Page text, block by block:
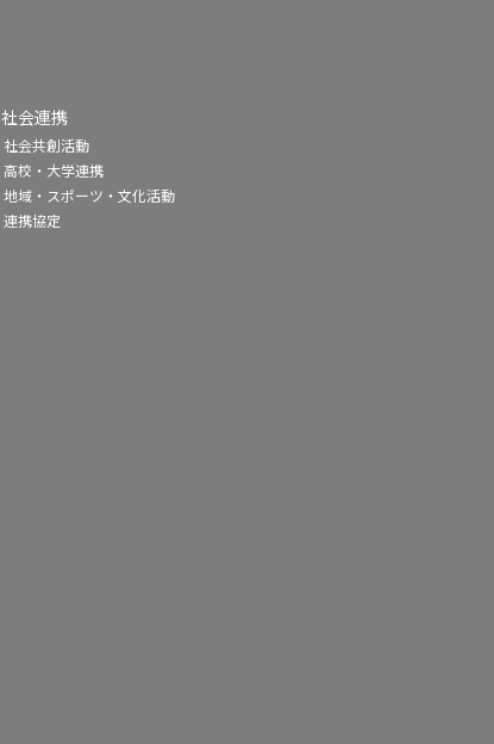
社会連携
社会共創活動
高校・大学連携
地域・スポーツ・文化活動
連携協定